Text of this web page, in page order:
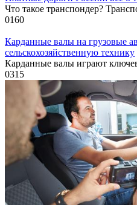
Что такое транспондер?
0160
Карданные валы на грузовые
сельскохозяйственную технику
Карданные валы играют
0315